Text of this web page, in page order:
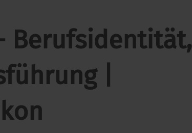
Berufsidentität,
|